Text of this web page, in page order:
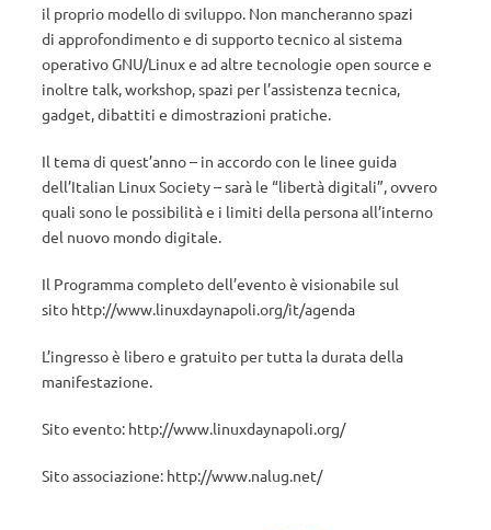
il proprio modello di sviluppo. Non mancheranno spazi
di approfondimento e di supporto tecnico al sistema
operativo GNU/Linux e ad altre tecnologie open source e
inoltre talk, workshop, spazi per l’assistenza tecnica,
gadget, dibattiti e dimostrazioni pratiche.
Il tema di quest’anno – in accordo con le linee guida
dell’Italian Linux Society – sarà le “libertà digitali”, ovvero
quali sono le possibilità e i limiti della persona all’interno
del nuovo mondo digitale.
Il Programma completo dell’evento è visionabile sul
sito http://www.linuxdaynapoli.org/it/agenda
L’ingresso è libero e gratuito per tutta la durata della
manifestazione.
Sito evento: http://www.linuxdaynapoli.org/
Sito associazione: http://www.nalug.net/